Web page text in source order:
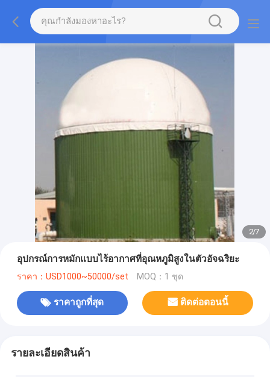
2/7
อุปกรณ์การหมักแบบไร้อากาศที่อุณหภูมิสูงในตัวอัจฉริยะ
ราคา：USD1000~50000/set MOQ：1 ชุด
ราคาถูกที่สุด ติดต่อตอนนี้
รายละเอียดสินค้า